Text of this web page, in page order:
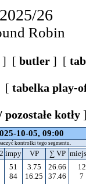
26
Robin
] [ butler ] [
[ tabelka play-
kotły
10-05, 09:00
kontrolki tego segmentu.
impy VP ∑ VP
51
84
3.75
16.25
26.66
37.46
12
7